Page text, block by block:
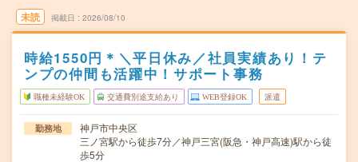
未読 掲載日 2026/08/10
時給1550円＊＼平日休み／社員実績あり！テ
ンプの仲間も活躍中！サポート事務
職種未経験OK 交通費別途支給あり WEB登録OK 派遣
勤務地
神戸市中央区
三ノ宮駅から徒歩7分／神戸三宮(阪急・神戸高速)駅から徒
歩5分